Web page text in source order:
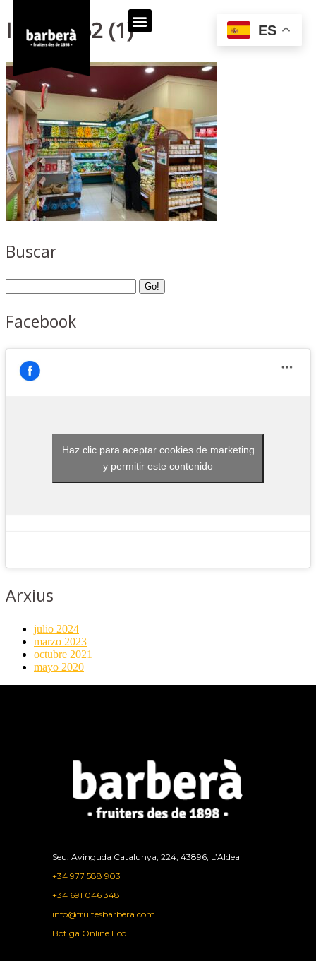
IMG_4062 (1)
Buscar
Facebook
Haz clic para aceptar cookies de marketing
y permitir este contenido
Arxius
julio 2024
marzo 2023
octubre 2021
mayo 2020
Seu: Avinguda Catalunya, 224, 43896, L’Aldea
+34 977 588 903
+34 691 046 348
info@fruitesbarbera.com
Botiga Online Eco
ES